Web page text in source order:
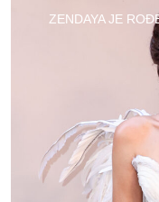
ZENDAYA JE